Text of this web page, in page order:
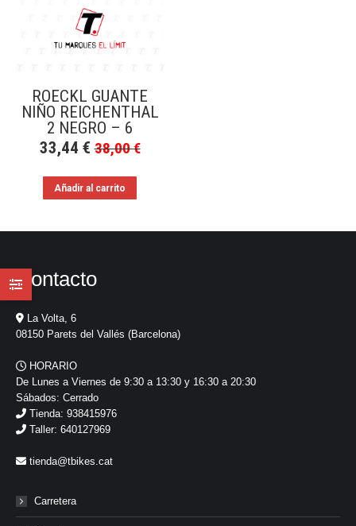
ROECKL GUANTE
NIÑO REICHENTHAL
2 NEGRO – 6
33,44 € 38,00€
Añadir al carrito
Contacto
La Volta, 6
08150 Parets del Vallés (Barcelona)
HORARIO
De Lunes a Viernes de 9:30 a 13:30 y 16:30 a 20:30
Sábados: Cerrado
Tienda: 938415976
Taller: 640127969
tienda@tbikes.cat
Carretera